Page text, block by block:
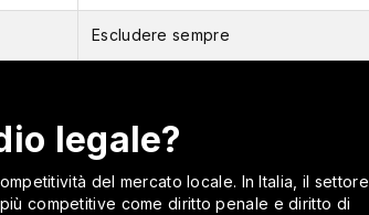
Escludere sempre
legale?
del mercato locale. In Italia, il settore
competitive come diritto penale e diritto di